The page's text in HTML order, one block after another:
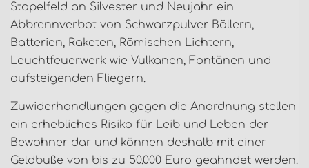
Stapelfeld an Silvester und Neujahr ein
Abbrennverbot von Schwarzpulver Böllern,
Batterien, Raketen, Römischen Lichtern,
Leuchtfeuerwerk wie Vulkanen, Fontänen und
aufsteigenden Fliegern.
Zuwiderhandlungen gegen die Anordnung stellen
ein erhebliches Risiko für Leib und Leben der
Bewohner dar und können deshalb mit einer
Geldbuße von bis zu 50.000 Euro geahndet werden.